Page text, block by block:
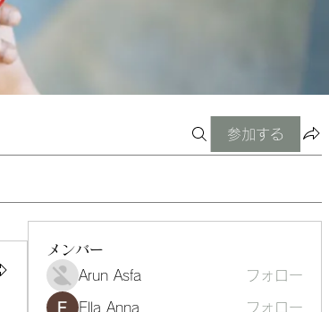
参加する
メンバー
Arun Asfa
フォロー
Ella Anna フォロー